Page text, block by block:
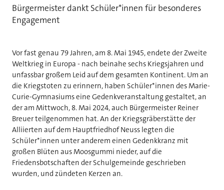
Bürgermeister dankt Schüler*innen für besonderes
Engagement
Vor fast genau 79 Jahren, am 8. Mai 1945, endete der Zweite
Weltkrieg in Europa - nach beinahe sechs Kriegsjahren und
unfassbar großem Leid auf dem gesamten Kontinent. Um an
die Kriegstoten zu erinnern, haben Schüler*innen des Marie-
Curie-Gymnasiums eine Gedenkveranstaltung gestaltet, an
der am Mittwoch, 8. Mai 2024, auch Bürgermeister Reiner
Breuer teilgenommen hat. An der Kriegsgräberstätte der
Alliierten auf dem Hauptfriedhof Neuss legten die
Schüler*innen unter anderem einen Gedenkkranz mit
großen Blüten aus Moosgummi nieder, auf die
Friedensbotschaften der Schulgemeinde geschrieben
wurden, und zündeten Kerzen an.